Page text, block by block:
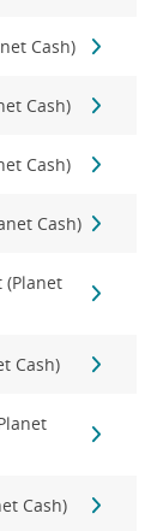
Cash)
Cash)
Cash)
Cash)
(Planet
Cash)
Cash)